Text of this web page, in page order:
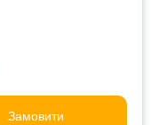
Замовити